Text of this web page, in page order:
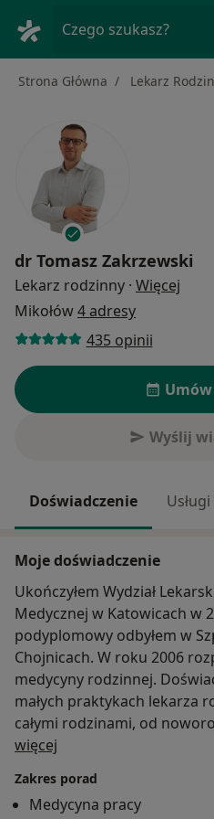
Czego szukasz?
Strona Główna Lekarz
dr Tomasz Zakrzewski
Lekarz rodzinny · Więcej
Mikołów4 adresy
435 opinii
Wyślij
Doświadczenie
Moje doświadczenie
Ukończyłem Wydział
Medycznej w Katowicach w
podyplomowy odbyłem w
Chojnicach. W roku 2006
medycyny rodzinnej.
małych praktykach lekarza
całymi rodzinami, od
członków rodziny. Egzamin
lekarskiego NZOZ Medyk w
kontynuowałem pracę w
więcej
Zakres porad
Medycyna pracy